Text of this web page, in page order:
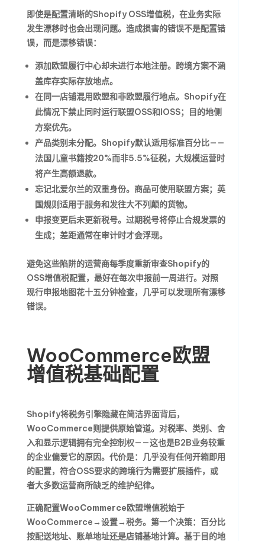
即使是配置清晰的Shopify OSS增值税，在业务实际
发生漂移时也会出现问题。造成损害的错误不是配置错
误，而是漂移错误：
添加欧盟履行中心却未进行本地注册。 跨境方案不涵
盖库存实际存放地点。
在同一店铺混用欧盟和非欧盟履行地点。 Shopify在
此情况下禁止同时运行联盟OSS和IOSS；目的地侧
方案优先。
产品类别未分配。 Shopify默认适用标准百分比——
法国儿童书籍按20%而非5.5%征税，大规模运营时
将产生高额退款。
忘记北爱尔兰的双重身份。 商品可使用联盟方案；英
国规则适用于服务和发往大不列颠的货物。
申报变更后未更新税号。 过期税号将停止合规发票的
生成；差距通常在审计时才会浮现。
避免这些陷阱的运营商每季度重新审查Shopify的
OSS增值税配置，最好在每次申报前一周进行。对照
现行申报地图花十五分钟检查，几乎可以发现所有漂移
错误。
WooCommerce欧盟
增值税基础配置
Shopify将税务引擎隐藏在简洁界面背后，
WooCommerce则提供原始管道。对税率、类别、舍
入和显示逻辑拥有完全控制权——这也是B2B业务较重
的企业偏爱它的原因。代价是：几乎没有任何开箱即用
的配置，符合OSS要求的跨境行为需要扩展插件，或
者大多数运营商所缺乏的维护纪律。
正确配置WooCommerce欧盟增值税始于
WooCommerce→设置→税务。第一个决策：百分比
按配送地址、账单地址还是店铺基地计算。基于目的地